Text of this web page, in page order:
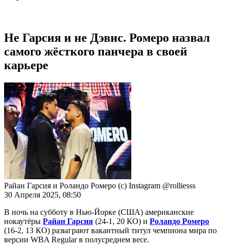
Не Гарсия и не Дэвис. Ромеро назвал
самого жёсткого панчера в своей
карьере
Райан Гарсия и Роландо Ромеро (с) Instagram @rolliesss
30 Апреля 2025, 08:50
В ночь на субботу в Нью-Йорке (США) американские
нокаутёры Райан Гарсия (24-1, 20 КО) и Роландо Ромеро
(16-2, 13 КО) разыграют вакантный титул чемпиона мира по
версии WBA Regular в полусреднем весе.